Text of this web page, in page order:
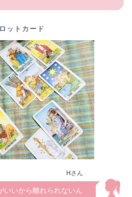
ットカード
Hさん
いいから離れられないん